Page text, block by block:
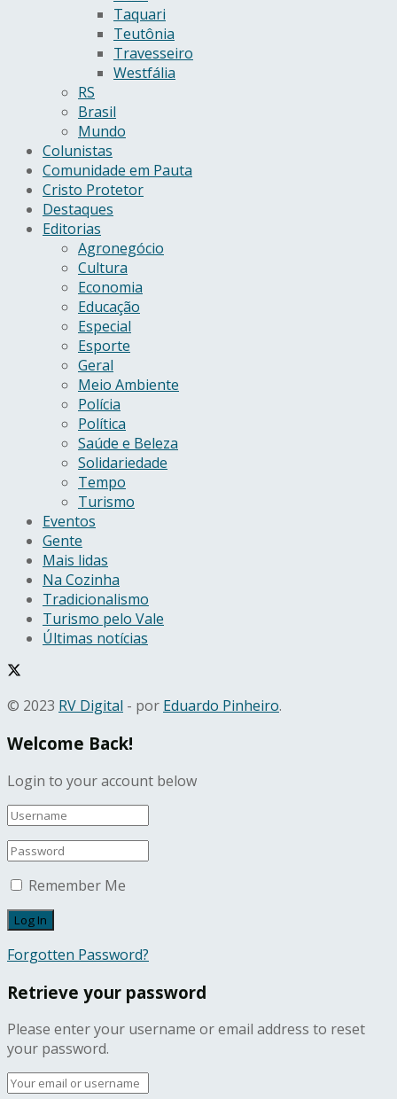
Taquari
Teutônia
Travesseiro
Westfália
RS
Brasil
Mundo
Colunistas
Comunidade em Pauta
Cristo Protetor
Destaques
Editorias
Agronegócio
Cultura
Economia
Educação
Especial
Esporte
Geral
Meio Ambiente
Polícia
Política
Saúde e Beleza
Solidariedade
Tempo
Turismo
Eventos
Gente
Mais lidas
Na Cozinha
Tradicionalismo
Turismo pelo Vale
Últimas notícias
© 2023 RV Digital - por Eduardo Pinheiro.
Welcome Back!
Login to your account below
Remember Me
Forgotten Password?
Retrieve your password
Please enter your username or email address to reset
your password.